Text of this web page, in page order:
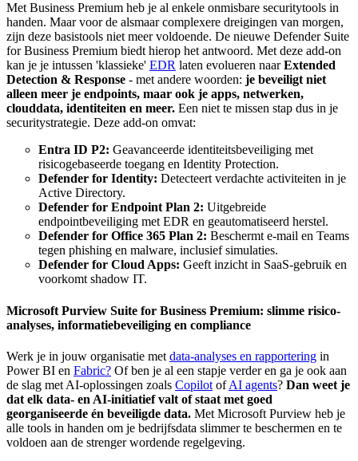
Met Business Premium heb je al enkele onmisbare securitytools in
handen. Maar voor de alsmaar complexere dreigingen van morgen,
zijn deze basistools niet meer voldoende. De nieuwe Defender Suite
for Business Premium biedt hierop het antwoord. Met deze add-on
kan je je intussen 'klassieke' EDR laten evolueren naarExtended
Detection & Response - met andere woorden: je beveiligt niet
alleen meer je endpoints, maar ook je apps, netwerken,
clouddata, identiteiten en meer. Een niet te missen stap dus in je
securitystrategie. Deze add-on omvat:
Entra ID P2: Geavanceerde identiteitsbeveiliging met
risicogebaseerde toegang en Identity Protection.
Defender for Identity: Detecteert verdachte activiteiten in je
Active Directory.
Defender for Endpoint Plan 2: Uitgebreide
endpointbeveiliging met EDR en geautomatiseerd herstel.
Defender for Office 365 Plan 2: Beschermt e-mail en Teams
tegen phishing en malware, inclusief simulaties.
Defender for Cloud Apps: Geeft inzicht in SaaS-gebruik en
voorkomt shadow IT.
Microsoft Purview Suite for Business Premium: slimme risico-
analyses, informatiebeveiliging en compliance
Werk je in jouw organisatie met data-analyses en rapportering in
Power BI en Fabric? Of ben je al een stapje verder en ga je ook aan
de slag met AI-oplossingen zoals Copilot ofAI agents? Dan weet je
dat elk data- en AI-initiatief valt of staat met goed
georganiseerde én beveiligde data. Met Microsoft Purview heb je
alle tools in handen om je bedrijfsdata slimmer te beschermen en te
voldoen aan de strenger wordende regelgeving.